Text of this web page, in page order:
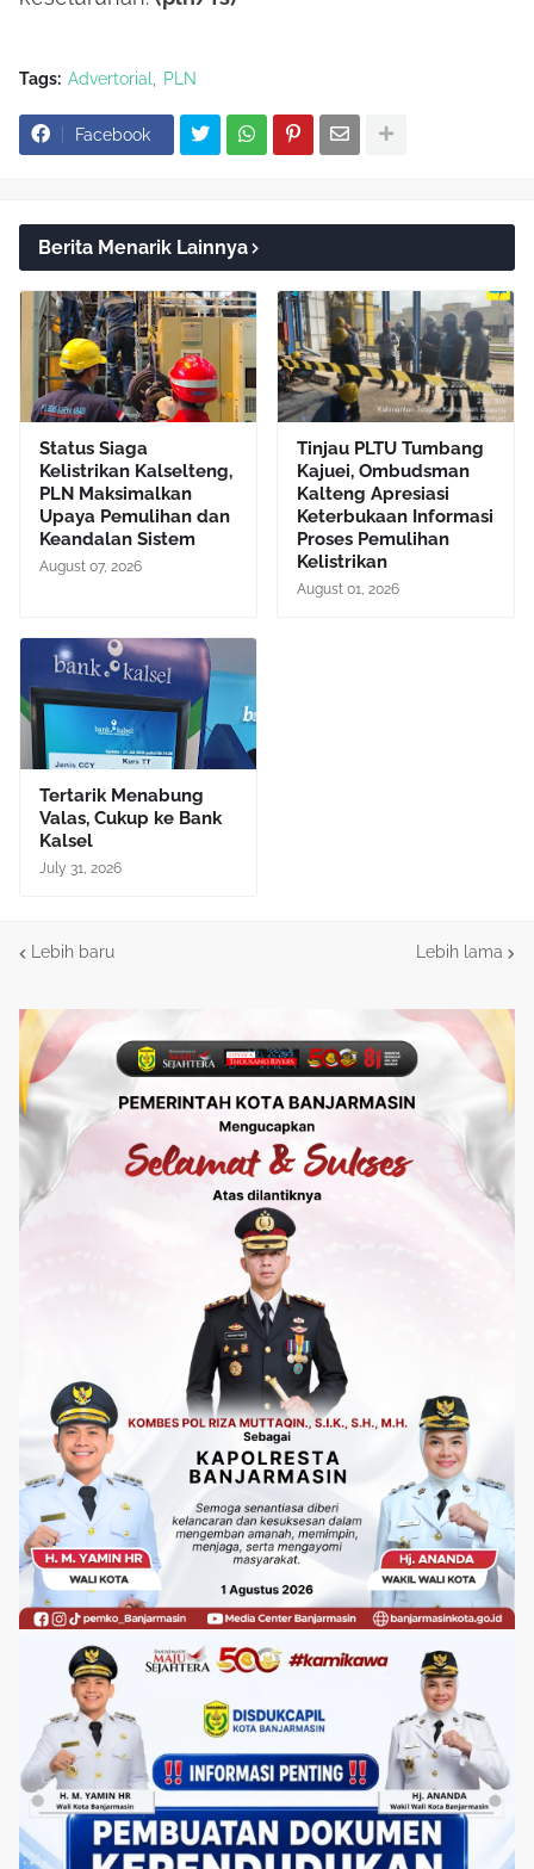
Tags: Advertorial PLN
Facebook
Berita Menarik Lainnya
Status Siaga
Kelistrikan Kalselteng,
PLN Maksimalkan
Upaya Pemulihan dan
Keandalan Sistem
August 07, 2026
Tinjau PLTU Tumbang
Kajuei, Ombudsman
Kalteng Apresiasi
Keterbukaan Informasi
Proses Pemulihan
Kelistrikan
August 01, 2026
Tertarik Menabung
Valas, Cukup ke Bank
Kalsel
July 31, 2026
Lebih baru Lebih lama